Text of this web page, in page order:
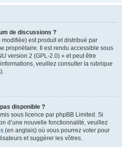
de discussions ?
est produit et distribué par
propriétaire. Il est rendu accessible sous
version 2 (GPL-2.0) » et peut être
veuillez consulter la rubrique
disponible ?
sous licence par phpBB Limited. Si
d’une nouvelle fonctionnalité, veuillez
(en anglais) où vous pourrez voter pour
et suggérer les vôtres.